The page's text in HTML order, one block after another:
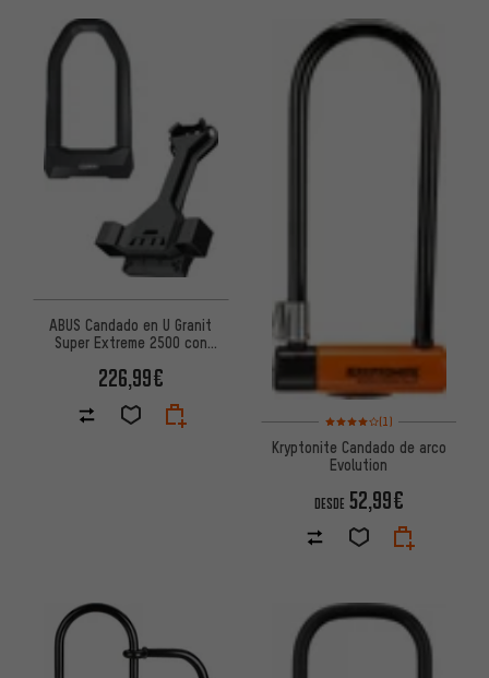
ABUS Candado en U Granit
Super Extreme 2500 con
226,99€
Valoración media: 4 de 5
(1)
Kryptonite Candado de arco
Evolution
DESDE 52,99€